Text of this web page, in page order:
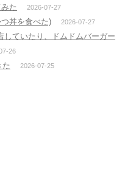
た 2026-07-27
丼を食べた) 2026-07-27
していたり、ドムドムバーガー
26
た 2026-07-25